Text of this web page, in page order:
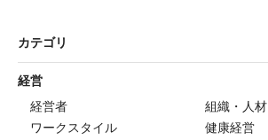
カテゴリ
経営
経営者
組織・人材
ワークスタイル
健康経営